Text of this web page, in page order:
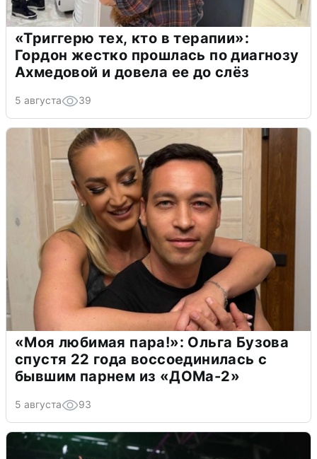
«Триггерю тех, кто в терапии»:
Гордон жестко прошлась по диагнозу
Ахмедовой и довела ее до слёз
5 августа 39
«Моя любимая пара!»: Ольга Бузова
спустя 22 года воссоединилась с
бывшим парнем из «ДОМа-2»
5 августа 93